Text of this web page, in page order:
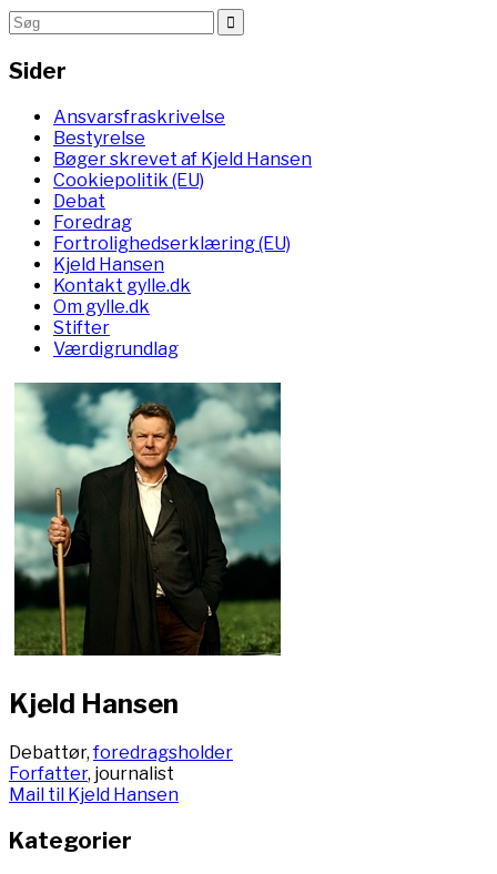
Sider
Ansvarsfraskrivelse
Bestyrelse
Bøger skrevet af Kjeld Hansen
Cookiepolitik (EU)
Debat
Foredrag
Fortrolighedserklæring (EU)
Kjeld Hansen
Kontakt gylle.dk
Om gylle.dk
Stifter
Værdigrundlag
Kjeld Hansen
Debattør,foredragsholder
Forfatter, journalist
Mail til Kjeld Hansen
Kategorier